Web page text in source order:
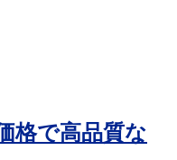
格で高品質な